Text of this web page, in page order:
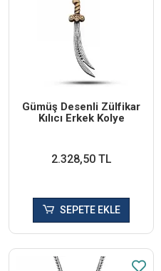
Gümüş Desenli Zülfikar
Kılıcı Erkek Kolye
2.328,50 TL
SEPETE EKLE